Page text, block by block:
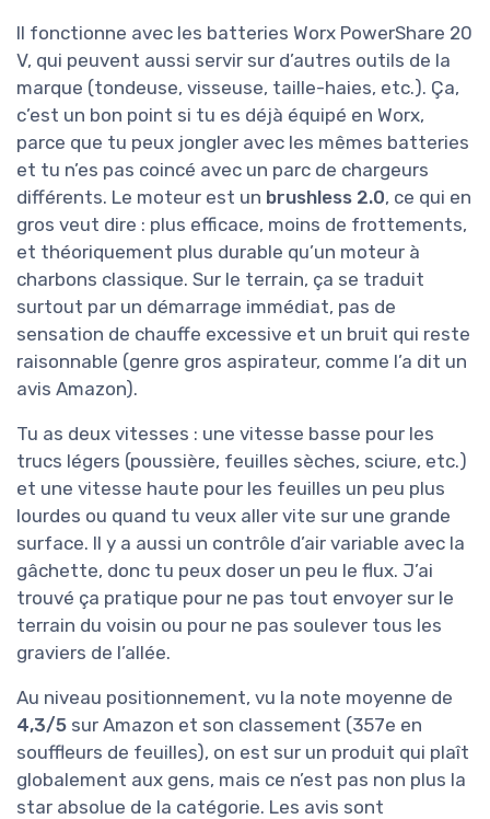
Il fonctionne avec les batteries Worx PowerShare 20
V, qui peuvent aussi servir sur d’autres outils de la
marque (tondeuse, visseuse, taille-haies, etc.). Ça,
c’est un bon point si tu es déjà équipé en Worx,
parce que tu peux jongler avec les mêmes batteries
et tu n’es pas coincé avec un parc de chargeurs
différents. Le moteur est un brushless 2.0, ce qui en
gros veut dire : plus efficace, moins de frottements,
et théoriquement plus durable qu’un moteur à
charbons classique. Sur le terrain, ça se traduit
surtout par un démarrage immédiat, pas de
sensation de chauffe excessive et un bruit qui reste
raisonnable (genre gros aspirateur, comme l’a dit un
avis Amazon).
Tu as deux vitesses : une vitesse basse pour les
trucs légers (poussière, feuilles sèches, sciure, etc.)
et une vitesse haute pour les feuilles un peu plus
lourdes ou quand tu veux aller vite sur une grande
surface. Il y a aussi un contrôle d’air variable avec la
gâchette, donc tu peux doser un peu le flux. J’ai
trouvé ça pratique pour ne pas tout envoyer sur le
terrain du voisin ou pour ne pas soulever tous les
graviers de l’allée.
Au niveau positionnement, vu la note moyenne de
4,3/5 sur Amazon et son classement (357e en
souffleurs de feuilles), on est sur un produit qui plaît
globalement aux gens, mais ce n’est pas non plus la
star absolue de la catégorie. Les avis sont